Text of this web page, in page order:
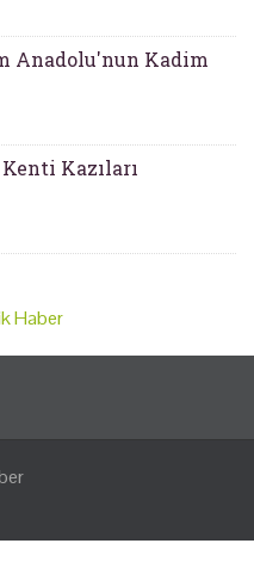
Anadolu'nun Kadim
Kazıları